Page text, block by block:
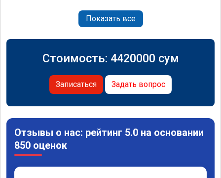
Показать все
Стоимость: 4420000 сум
Записаться Задать вопрос
Отзывы о нас: рейтинг 5.0 на основании
850 оценок